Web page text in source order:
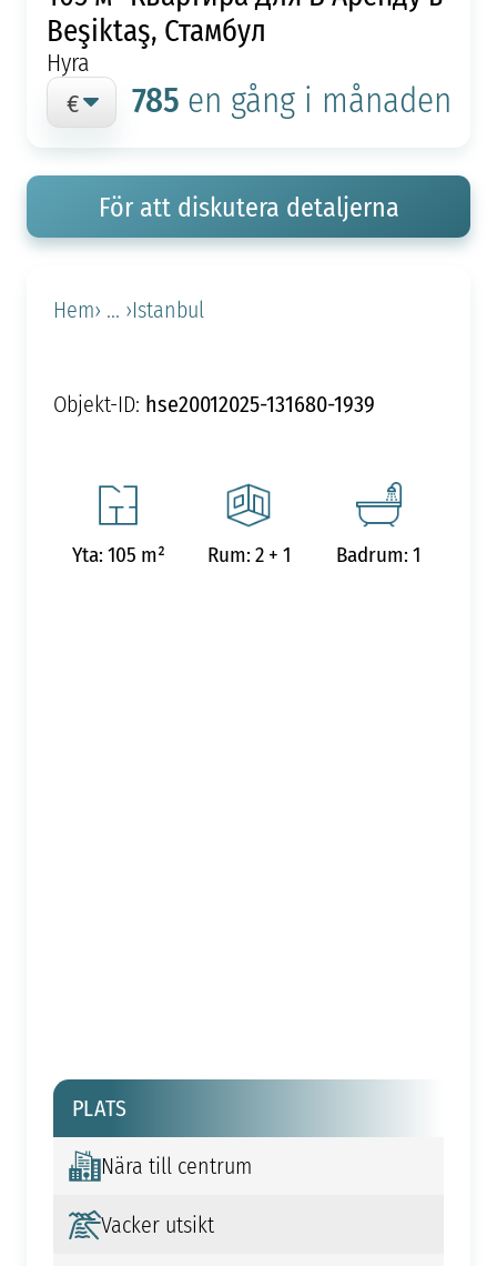
Beşiktaş, Стамбул
Hyra
785 en gång i månaden
För att diskutera detaljerna
Hem› ... ›Istanbul
Objekt-ID: hse20012025-131680-1939
Yta: 105 m² Rum: 2 + 1 Badrum: 1
PLATS
Nära till centrum
Vacker utsikt